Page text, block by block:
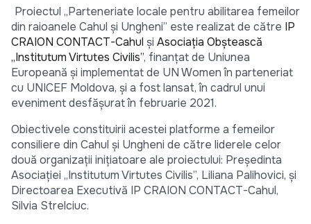
Proiectul „Parteneriate locale pentru abilitarea femeilor
din raioanele Cahul și Ungheni” este realizat de către IP
CRAION CONTACT-Cahul și Asociația Obștească
„Institutum Virtutes Civilis”, finanțat de Uniunea
Europeană și implementat de UN Women în parteneriat
cu UNICEF Moldova, și a fost lansat, în cadrul unui
eveniment desfășurat în februarie 2021.
Obiectivele constituirii acestei platforme a femeilor
consiliere din Cahul și Ungheni de către liderele celor
două organizații inițiatoare ale proiectului: Președinta
Asociației „Institutum Virtutes Civilis”, Liliana Palihovici, și
Directoarea Executivă IP CRAION CONTACT-Cahul,
Silvia Strelciuc.